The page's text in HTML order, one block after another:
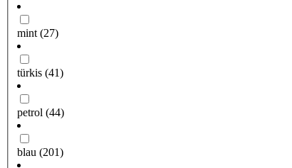
mint (27)
türkis (41)
petrol (44)
blau (201)